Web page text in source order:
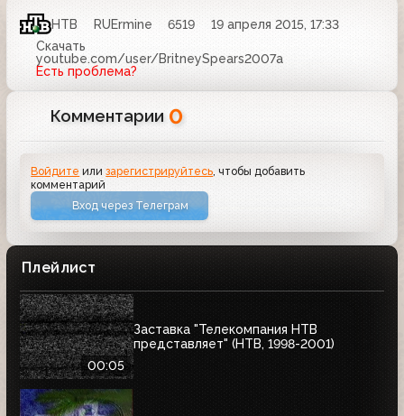
НТВ RUErmine 6519
19 апреля 2015, 17:33
Скачать
youtube.com/user/BritneySpears2007a
Есть проблема?
Комментарии 0
Войдите илизарегистрируйтесь, чтобы добавить
комментарий
Вход через Телеграм
Плейлист
00:05
Заставка "Телекомпания НТВ
представляет" (НТВ, 1998-2001)